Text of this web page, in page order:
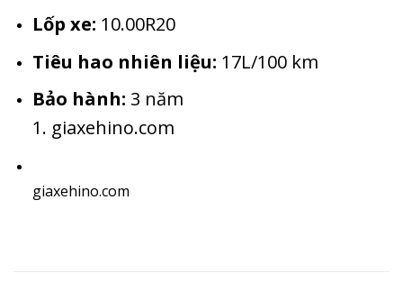
Lốp xe: 10.00R20
Tiêu hao nhiên liệu: 17L/100 km
Bảo hành: 3 năm
1. giaxehino.com
giaxehino.com